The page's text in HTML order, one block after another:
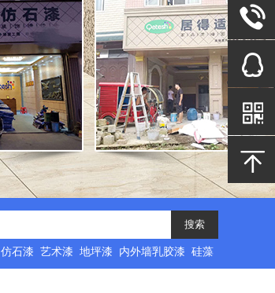
仿石漆 艺术漆 地坪漆 内外墙乳胶漆 硅藻